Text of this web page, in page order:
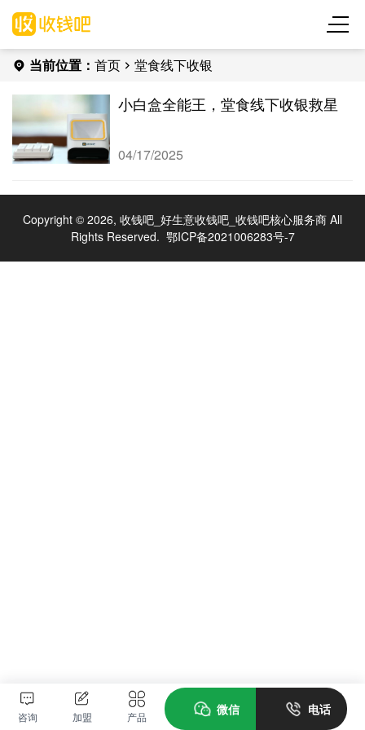
当前位置： 首页 堂食线下收银
小白盒全能王，堂食线下收银救星
04/17/2025
Copyright © 2026, 收钱吧_好生意收钱吧_收钱吧核心服务商 All
Rights Reserved. 鄂ICP备2021006283号-7
咨询 加盟 产品 微信 电话